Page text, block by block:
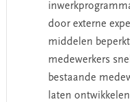
door externe
middelen
medewerkers
bestaande
laten